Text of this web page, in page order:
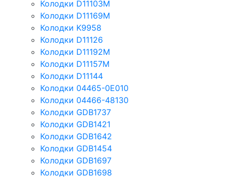
Колодки D11103M
Колодки D11169M
Колодки K9958
Колодки D11126
Колодки D11192M
Колодки D11157M
Колодки D11144
Колодки 04465-0E010
Колодки 04466-48130
Колодки GDB1737
Колодки GDB1421
Колодки GDB1642
Колодки GDB1454
Колодки GDB1697
Колодки GDB1698